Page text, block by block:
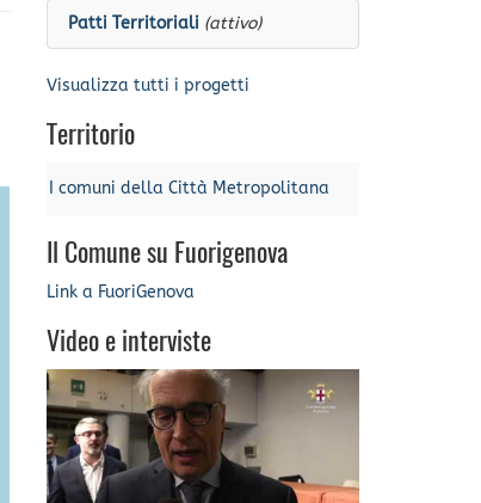
Patti Territoriali (attivo)
Visualizza tutti i progetti
Territorio
I comuni della Città Metropolitana
Il Comune su Fuorigenova
Link a FuoriGenova
Video e interviste